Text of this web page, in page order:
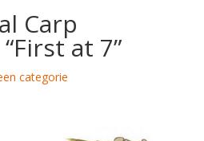
Carp
at 7”
categorie